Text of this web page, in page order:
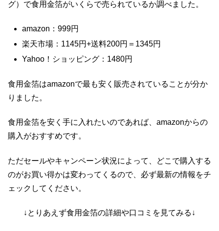
グ）で食用金箔がいくらで売られているか調べました。
amazon：999円
楽天市場：1145円+送料200円＝1345円
Yahoo！ショッピング：1480円
食用金箔はamazonで最も安く販売されていることが分か
りました。
食用金箔を安く手に入れたいのであれば、amazonからの
購入がおすすめです。
ただセールやキャンペーン状況によって、どこで購入する
のがお買い得かは変わってくるので、必ず最新の情報をチ
ェックしてください。
↓とりあえず食用金箔の詳細や口コミを見てみる↓